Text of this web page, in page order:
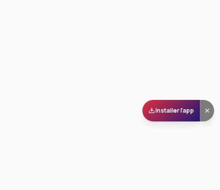
Installer l'app